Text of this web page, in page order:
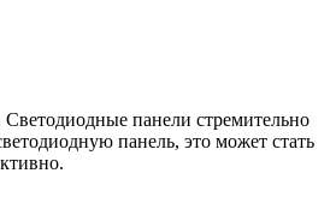
панели стремительно
панель, это может стать